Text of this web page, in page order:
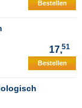
Bestellen
17,51
Bestellen